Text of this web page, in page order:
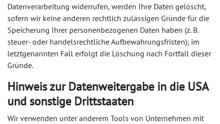
Datenverarbeitung widerrufen, werden Ihre Daten gelöscht,
sofern wir keine anderen rechtlich zulässigen Gründe für die
Speicherung Ihrer personenbezogenen Daten haben (z. B.
steuer- oder handelsrechtliche Aufbewahrungsfristen); im
letztgenannten Fall erfolgt die Löschung nach Fortfall dieser
Gründe.
Hinweis zur Datenweitergabe in die USA
und sonstige Drittstaaten
Wir verwenden unter anderem Tools von Unternehmen mit